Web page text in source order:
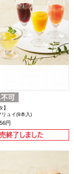
】
リュイ(9本入)
円